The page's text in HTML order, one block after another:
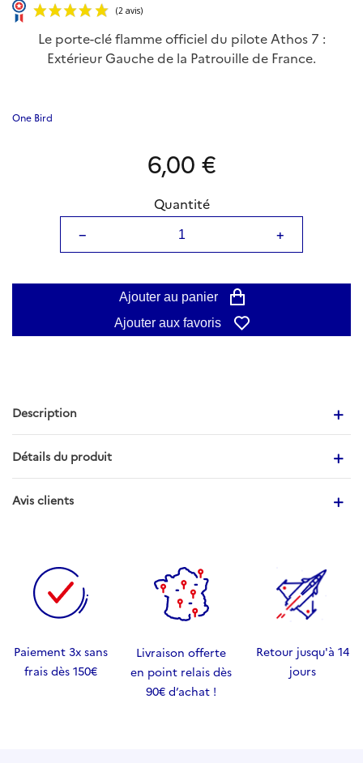
Le porte-clé flamme officiel du pilote Athos 7 :
Extérieur Gauche de la Patrouille de France.
One Bird
6,00 €
Quantité
−
+
Ajouter au panier
Ajouter aux favoris
Description
Détails du produit
Avis clients
Paiement 3x sans
frais dès 150€
Livraison offerte
en point relais dès
90€ d’achat !
Retour jusqu'à 14
jours